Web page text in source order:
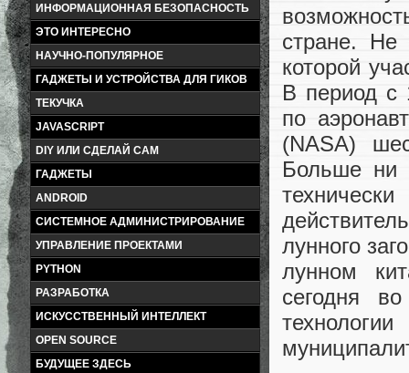
ИНФОРМАЦИОННАЯ БЕЗОПАСНОСТЬ
ЭТО ИНТЕРЕСНО
НАУЧНО-ПОПУЛЯРНОЕ
ГАДЖЕТЫ И УСТРОЙСТВА ДЛЯ ГИКОВ
ТЕКУЧКА
JAVASCRIPT
DIY ИЛИ СДЕЛАЙ САМ
ГАДЖЕТЫ
ANDROID
СИСТЕМНОЕ АДМИНИСТРИРОВАНИЕ
УПРАВЛЕНИЕ ПРОЕКТАМИ
PYTHON
РАЗРАБОТКА
ИСКУССТВЕННЫЙ ИНТЕЛЛЕКТ
OPEN SOURCE
БУДУЩЕЕ ЗДЕСЬ
стране. Не
которой
В период с
по
(NASA)
Больше ни
лунного
лунном
сегодня